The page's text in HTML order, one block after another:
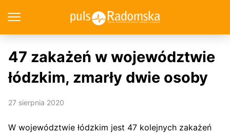
47 zakażeń w województwie
łódzkim, zmarły dwie osoby
27 sierpnia 2020
W województwie łódzkim jest 47 kolejnych zakażeń